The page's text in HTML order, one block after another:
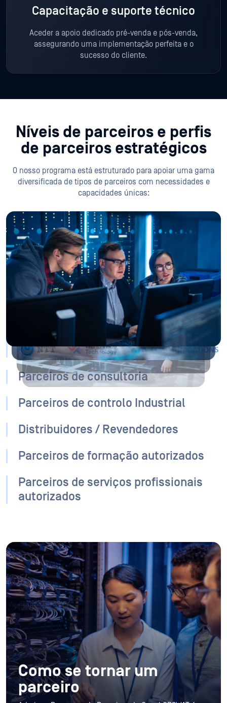
Capacitação e suporte técnico
Aceder a apoio dedicado pré-venda e pós-venda,
assegurando uma implementação perfeita e o
sucesso do cliente.
Níveis de parceiros e perfis
de parceiros estratégicos
O nosso programa está estruturado para apoiar uma gama
diversificada de tipos de parceiros com necessidades e
capacidades únicas:
Integradores de sistemas globais
Os GSIs (Global System Integrators) estão na vanguarda da
transformação tecnológica, ajudando as empresas a
conceber e implementar estratégias abrangentes de
cibersegurança. O nosso programa fornece aos GSIs as
ferramentas, certificações e incentivos comerciais
necessários para integrar as soluções da OPSWATnas suas
ofertas de serviços, permitindo-lhes enfrentar desafios de
segurança complexos em todo o mundo.
Parceiros de consultoria
Parceiros de controlo Industrial
Distribuidores / Revendedores
Parceiros de formação autorizados
Parceiros de serviços profissionais
autorizados
Como se tornarum
parceiro